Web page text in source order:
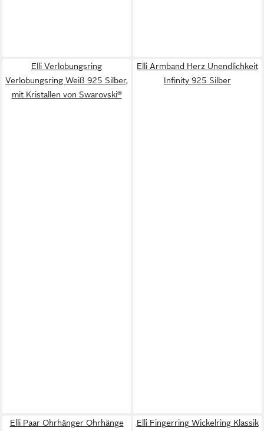
Elli Verlobungsring
Verlobungsring Weiß 925 Silber,
mit Kristallen von Swarovski®
Elli Armband Herz Unendlichkeit
Infinity 925 Silber
Elli Paar Ohrhänger Ohrhänge
Elli Fingerring Wickelring Klassik